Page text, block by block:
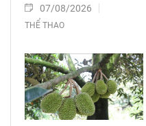
07/08/2026
THỂ THAO